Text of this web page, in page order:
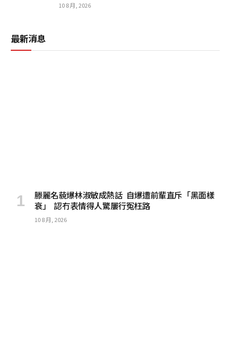
10 8 月, 2026
最新消息
滕麗名藐爆林淑敏成熱話 自爆遭前輩直斥「黑面樣
衰」 認冇表情得人驚屢行冤枉路
10 8 月, 2026